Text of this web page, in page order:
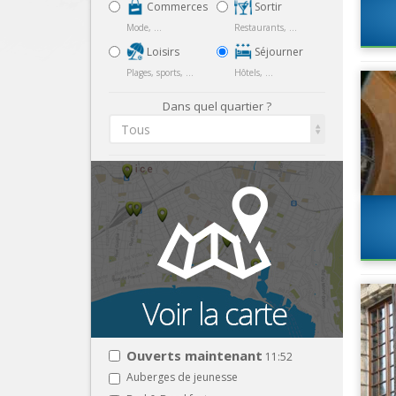
Commerces
Mode, ...
Loisirs
Plages, sports, ...
Sortir
Restaurants, ...
Séjourner
Hôtels, ...
Dans quel quartier ?
Tous
Ouverts maintenant 11:52
Auberges de jeunesse